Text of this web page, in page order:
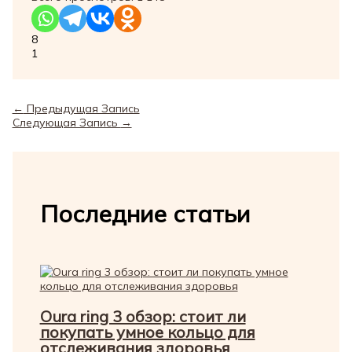
8
1
← Предыдущая Запись
Следующая Запись →
Последние статьи
Oura ring 3 обзор: стоит ли
покупать умное кольцо для
отслеживания здоровья